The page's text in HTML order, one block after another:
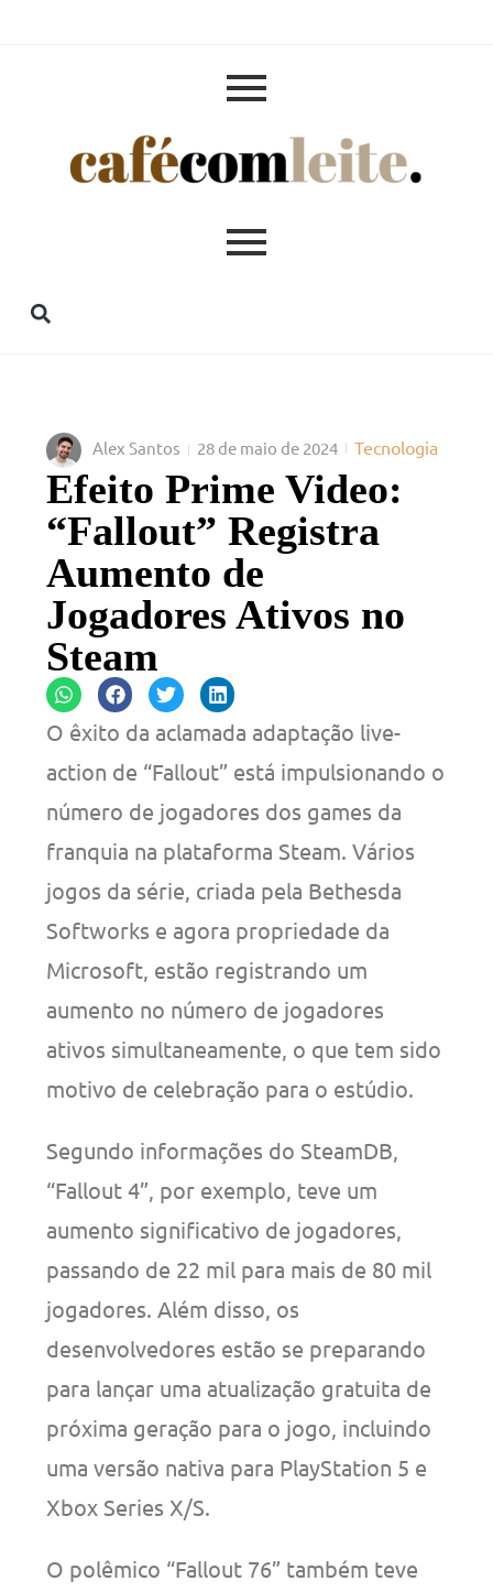
Alex Santos 28 de maio de 2024 Tecnologia
Efeito Prime Video:
“Fallout” Registra
Aumento de
Jogadores Ativos no
Steam
O êxito da aclamada adaptação live-
action de “Fallout” está impulsionando o
número de jogadores dos games da
franquia na plataforma Steam. Vários
jogos da série, criada pela Bethesda
Softworks e agora propriedade da
Microsoft, estão registrando um
aumento no número de jogadores
ativos simultaneamente, o que tem sido
motivo de celebração para o estúdio.
Segundo informações do SteamDB,
“Fallout 4”, por exemplo, teve um
aumento significativo de jogadores,
passando de 22 mil para mais de 80 mil
jogadores. Além disso, os
desenvolvedores estão se preparando
para lançar uma atualização gratuita de
próxima geração para o jogo, incluindo
uma versão nativa para PlayStation 5 e
Xbox Series X/S.
O polêmico “Fallout 76” também teve